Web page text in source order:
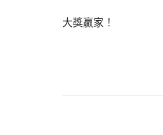
大獎贏家！